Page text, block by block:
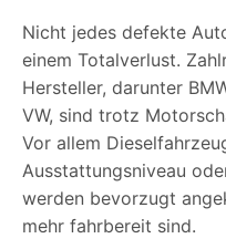
Nicht jedes defekte
einem Totalverlust.
Hersteller, darunter
VW, sind trotz
Vor allem
Ausstattungsniveau
werden bevorzugt
mehr fahrbereit sind.